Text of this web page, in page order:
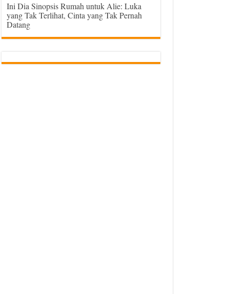
Ini Dia Sinopsis Rumah untuk Alie: Luka
yang Tak Terlihat, Cinta yang Tak Pernah
Datang